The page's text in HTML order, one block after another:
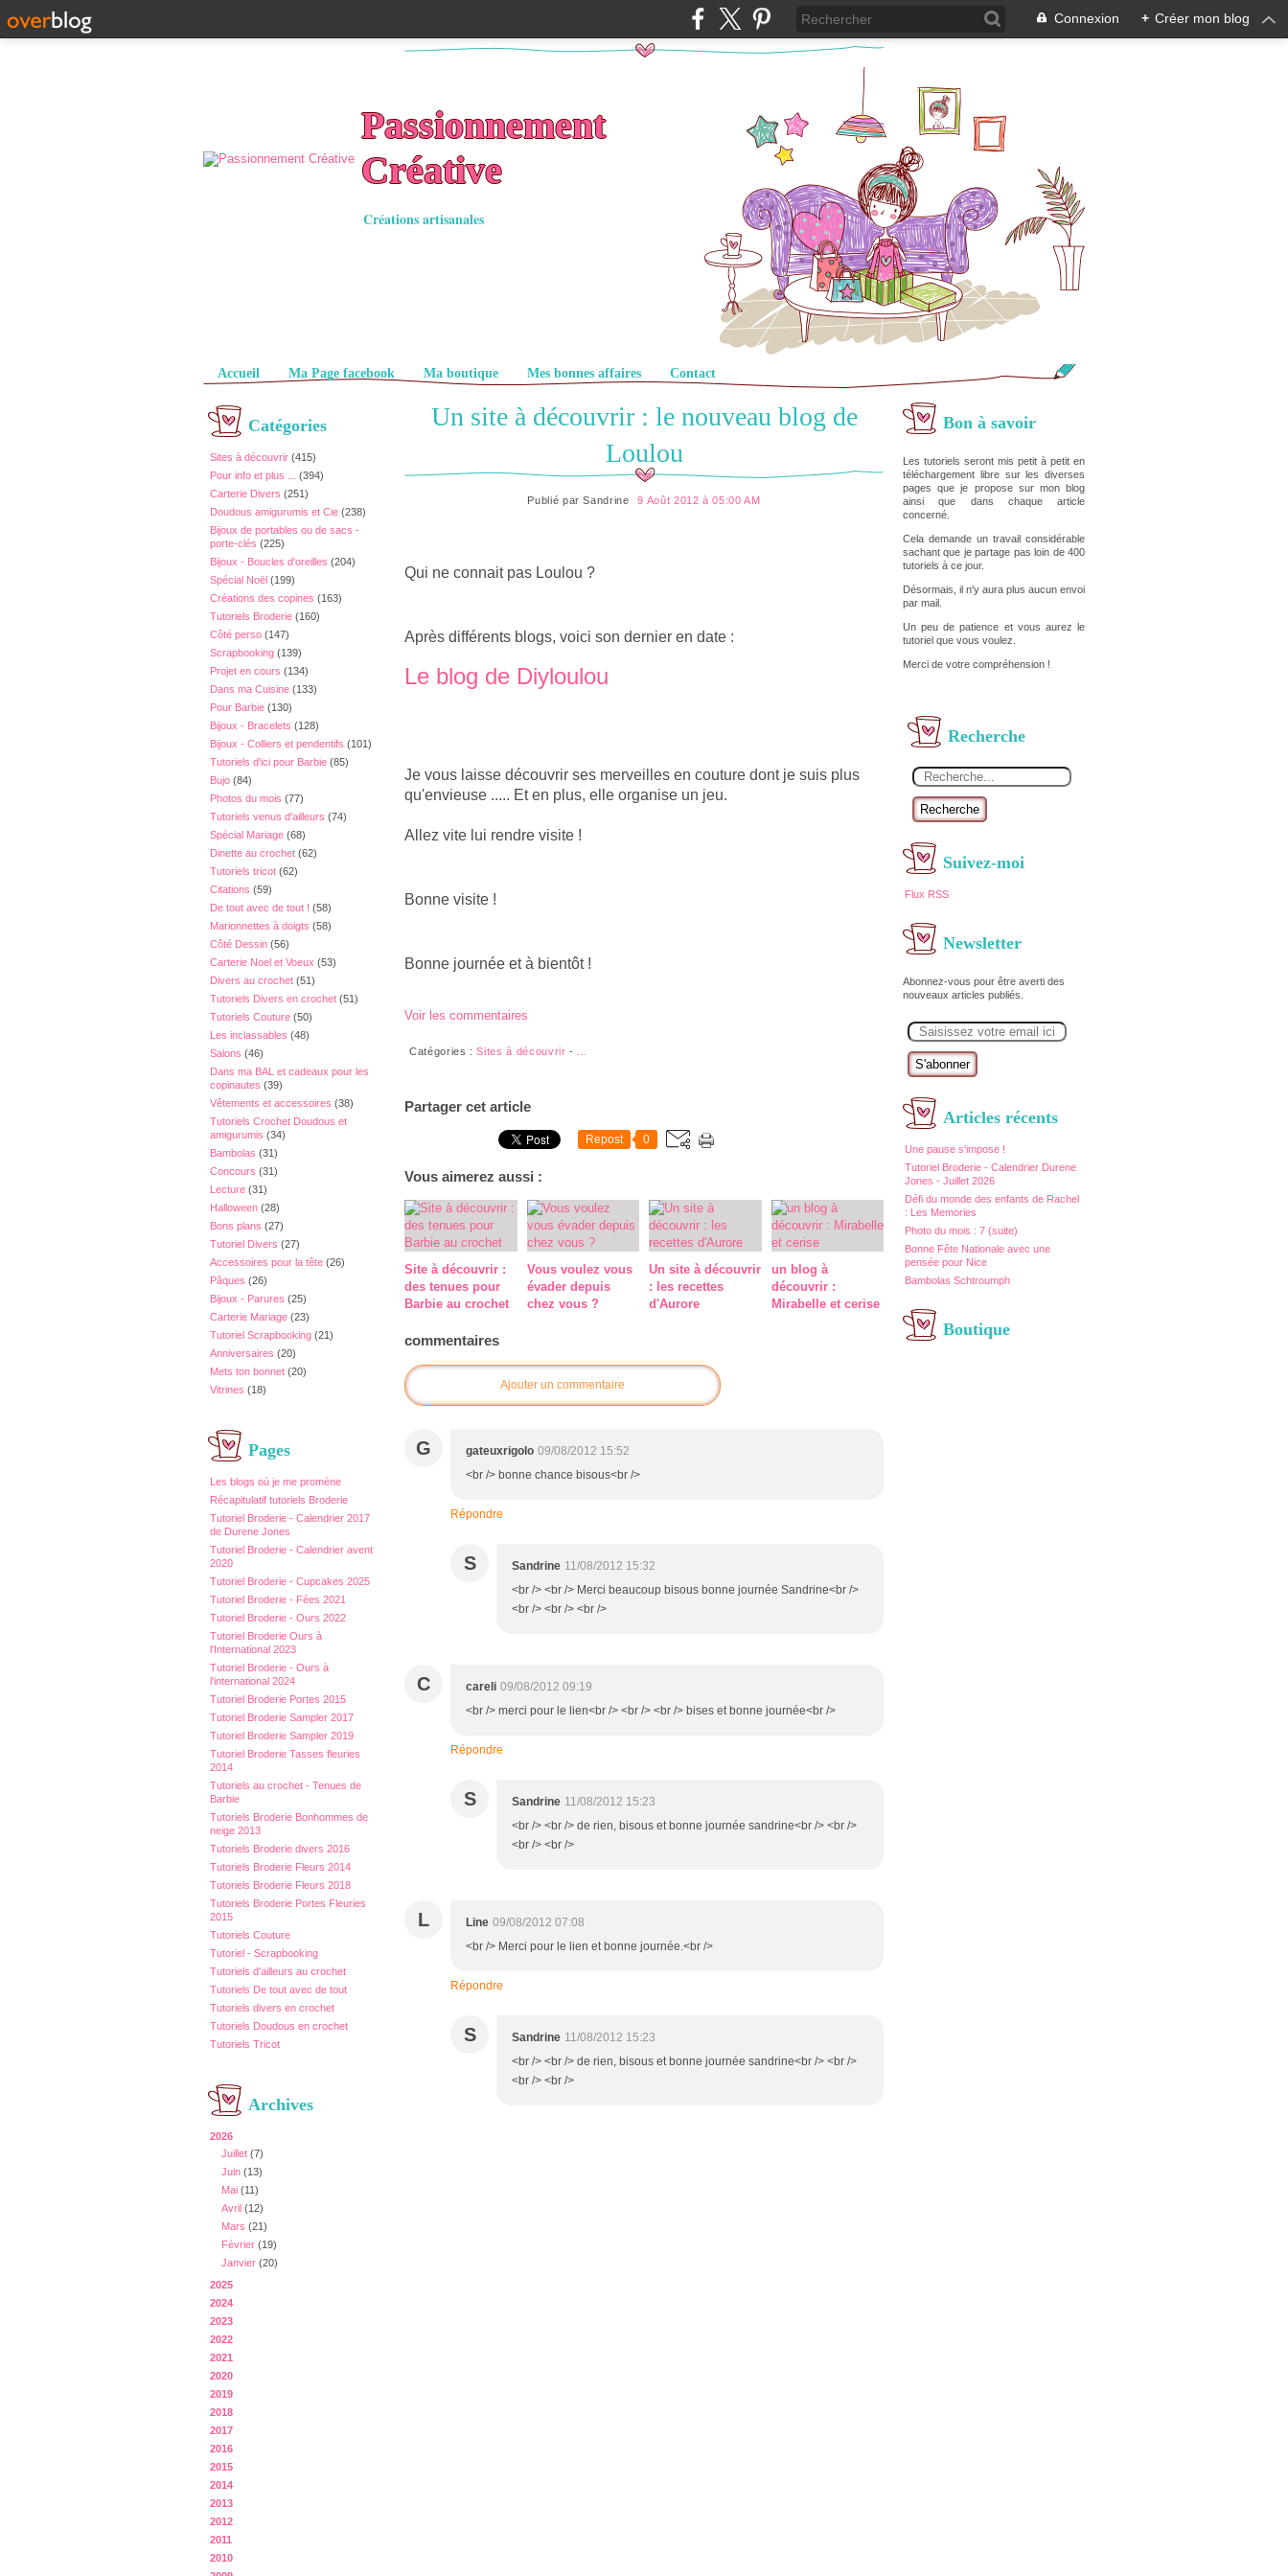
Connexion + Créer mon blog
Passionnement
Créative
Créations artisanales
Pages
Accueil Ma Page facebook Ma boutique Mes bonnes affaires Contact
Catégories
Sites à découvrir (415)
Pour info et plus ...
(394)
Carterie Divers (251)
Doudous amigurumis et Cie (238)
Bijoux de portables ou de sacs -
porte-clés (225)
Bijoux - Boucles d'oreilles (204)
Spécial Noël (199)
Créations des copines (163)
Tutoriels Broderie (160)
Côté perso (147)
Scrapbooking (139)
Projet en cours (134)
Dans ma Cuisine (133)
Pour Barbie (130)
Bijoux - Bracelets (128)
Bijoux - Colliers et pendentifs (101)
Tutoriels d'ici pour Barbie (85)
Bujo (84)
Photos du mois (77)
Tutoriels venus d'ailleurs (74)
Spécial Mariage (68)
Dinette au crochet (62)
Tutoriels tricot (62)
Citations (59)
De tout avec de tout ! (58)
Marionnettes à doigts (58)
Côté Dessin (56)
Carterie Noel et Voeux (53)
Divers au crochet (51)
Tutoriels Divers en crochet (51)
Tutoriels Couture (50)
Les inclassables (48)
Salons (46)
Dans ma BAL et cadeaux pour les
copinautes (39)
Vêtements et accessoires (38)
Tutoriels Crochet Doudous et
amigurumis (34)
Bambolas (31)
Concours (31)
Lecture (31)
Halloween (28)
Bons plans (27)
Tutoriel Divers (27)
Accessoires pour la tête (26)
Pâques (26)
Bijoux - Parures (25)
Carterie Mariage (23)
Tutoriel Scrapbooking (21)
Anniversaires (20)
Mets ton bonnet (20)
Vitrines (18)
Pages
Les blogs où je me promène
Récapitulatif tutoriels Broderie
Tutoriel Broderie - Calendrier 2017
de Durene Jones
Tutoriel Broderie - Calendrier avent
2020
Tutoriel Broderie - Cupcakes 2025
Tutoriel Broderie - Fées 2021
Tutoriel Broderie - Ours 2022
Tutoriel Broderie Ours à
l'International 2023
Tutoriel Broderie - Ours à
l'international 2024
Tutoriel Broderie Portes 2015
Tutoriel Broderie Sampler 2017
Tutoriel Broderie Sampler 2019
Tutoriel Broderie Tasses fleuries
2014
Tutoriels au crochet - Tenues de
Barbie
Tutoriels Broderie Bonhommes de
neige 2013
Tutoriels Broderie divers 2016
Tutoriels Broderie Fleurs 2014
Tutoriels Broderie Fleurs 2018
Tutoriels Broderie Portes Fleuries
2015
Tutoriels Couture
Tutoriel - Scrapbooking
Tutoriels d'ailleurs au crochet
Tutoriels De tout avec de tout
Tutoriels divers en crochet
Tutoriels Doudous en crochet
Tutoriels Tricot
Archives
2026
Juillet (7)
Juin (13)
Mai (11)
Avril (12)
Mars (21)
Février (19)
Janvier (20)
2025
2024
2023
2022
2021
2020
2019
2018
2017
2016
2015
2014
2013
2012
2011
2010
Bon à savoir
Les tutoriels seront mis petit à petit en
téléchargement libre sur les diverses
pages que je propose sur mon blog
ainsi que dans chaque article
concerné.
Cela demande un travail considérable
sachant que je partage pas loin de 400
tutoriels à ce jour.
Désormais, il n'y aura plus aucun envoi
par mail.
Un peu de patience et vous aurez le
tutoriel que vous voulez.
Merci de votre compréhension !
Recherche
Recherche
Suivez-moi
Flux RSS
Newsletter
Abonnez-vous pour être averti des
nouveaux articles publiés.
m
Articles récents
Une pause s'impose !
Tutoriel Broderie - Calendrier Durene
Jones - Juillet 2026
Défi du monde des enfants de Rachel
: Les Memories
Photo du mois : 7 (suite)
Bonne Fête Nationale avec une
pensée pour Nice
Bambolas Schtroumph
Boutique
Un site à découvrir : le nouveau blog de
Loulou
Publié parSandrine 9 Août 2012 à 05:00 AM
Qui ne connait pas Loulou ?
Après différents blogs, voici son dernier en date :
Le blog de Diyloulou
Je vous laisse découvrir ses merveilles en couture dont je suis plus
qu'envieuse ..... Et en plus, elle organise un jeu.
Allez vite lui rendre visite !
Bonne visite !
Bonne journée et à bientôt !
Voir les commentaires
Catégories :Sites à découvrir -
Partager cet article
Repost 0
Vous aimerez aussi :
Site à découvrir :
des tenues pour
Barbie au crochet
Vous voulez vous
évader depuis
chez vous ?
Un site à découvrir
: les recettes
d'Aurore
un blog à
découvrir :
Mirabelle et cerise
commentaires
Ajouter un commentaire
G gateuxrigolo 09/08/2012 15:52
<br /> bonne chance bisous<br />
Répondre
S Sandrine 11/08/2012 15:32
<br /> <br /> Merci beaucoup bisous bonne journée Sandrine<br />
<br /> <br /> <br />
C careli 09/08/2012 09:19
<br /> merci pour le lien<br /> <br /> <br /> bises et bonne journée<br />
Répondre
S Sandrine 11/08/2012 15:23
<br /> <br /> de rien, bisous et bonne journée sandrine<br /> <br />
<br /> <br />
L Line 09/08/2012 07:08
<br /> Merci pour le lien et bonne journée.<br />
Répondre
S Sandrine 11/08/2012 15:23
<br /> <br /> de rien, bisous et bonne journée sandrine<br /> <br />
<br /> <br />